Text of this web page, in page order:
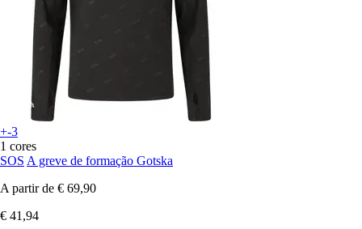
+-3
1 cores
SOS A greve de formação Gotska
A partir de € 69,90
€ 41,94